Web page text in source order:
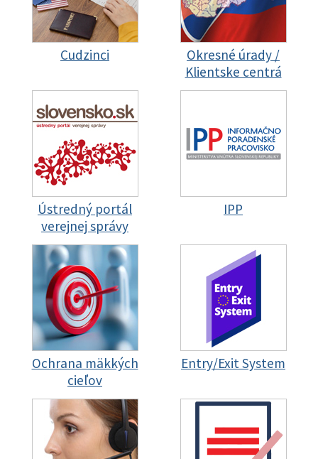
Cudzinci
Okresné úrady /
Klientske centrá
Ústredný portál
verejnej správy
IPP
Ochrana mäkkých
cieľov
Entry/Exit System